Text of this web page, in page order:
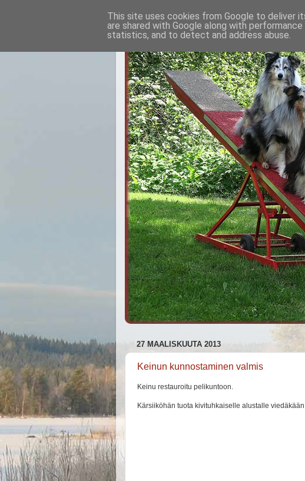
27 MAALISKUUTA 2013
Keinun kunnostaminen valmis
Keinu restauroitu pelikuntoon.
Kärsiiköhän tuota kivituhkaiselle alustalle
This site uses cookies from Google to deliver
are shared with Google along with
statistics, and to detect and address abuse.